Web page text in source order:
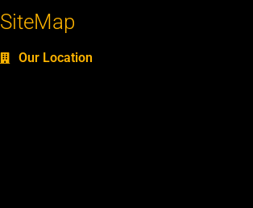
SiteMap
Our Location